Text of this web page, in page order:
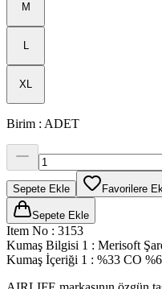
M
L
XL
Birim : ADET
Sepete Ekle Favorilere
Sepete Ekle
Item No : 3153
Kumaş Bilgisi 1 : Merisoft
Kumaş İçeriği 1 : %33 CO